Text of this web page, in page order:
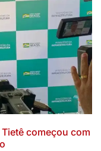
começou com